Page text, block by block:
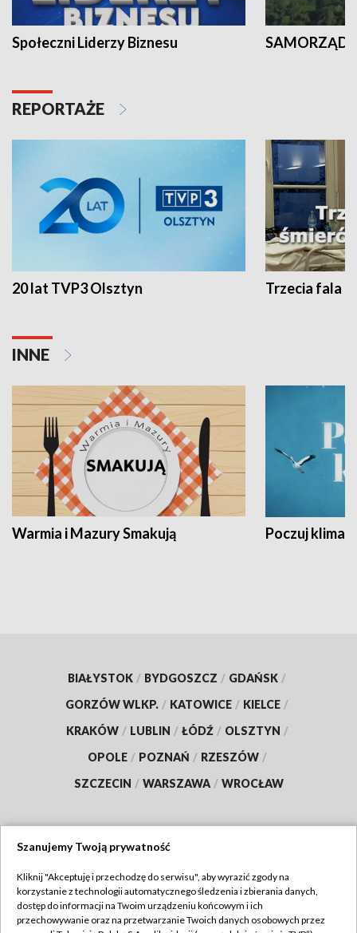
Społeczni Liderzy Biznesu SAMORZĄD
REPORTAŻE
20 lat TVP3 Olsztyn Trzecia fala -
INNE
Warmia i Mazury Smakują Poczuj klimat
BIAŁYSTOK / BYDGOSZCZ / GDAŃSK /
GORZÓW WLKP. / KATOWICE / KIELCE /
KRAKÓW / LUBLIN / ŁÓDŹ / OLSZTYN /
OPOLE / POZNAŃ / RZESZÓW /
SZCZECIN / WARSZAWA / WROCŁAW
TVP
Abonament TVP
Regulamin TVP
Szanujemy Twoją prywatność
Kliknij "Akceptuję i przechodzę do serwisu", aby wyrazić zgody na
korzystanie z technologii automatycznego śledzenia i zbierania danych,
dostęp do informacji na Twoim urządzeniu końcowym i ich
przechowywanie oraz na przetwarzanie Twoich danych osobowych przez